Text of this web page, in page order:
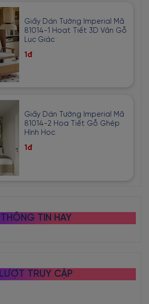
Giấy Dán Tường Imperial Mã
81014-1 Hoạt Tiết 3D Vân Gỗ
Lục Giác
1đ
Giấy Dán Tường Imperial Mã
81014-2 Họa Tiết Gỗ Ghép
Hình Học
1đ
THÔNG TIN HAY
LƯỢT TRUY CẬP